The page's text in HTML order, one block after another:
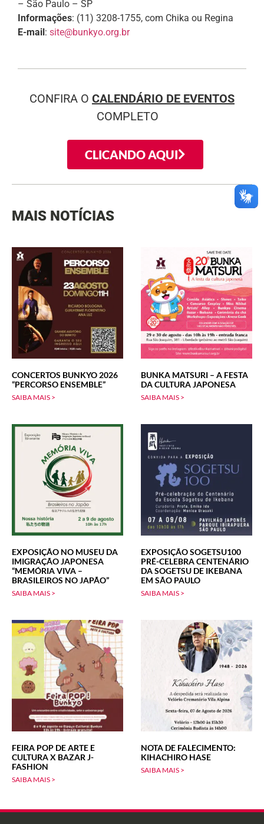
– São Paulo – SP
Informações: (11) 3208-1755, com Chika ou Regina
E-mail: site@bunkyo.org.br
CONFIRA O CALENDÁRIO DE EVENTOS
COMPLETO
CLICANDO AQUI
MAIS NOTÍCIAS
CONCERTOS BUNKYO 2026
“PERCORSO ENSEMBLE”
SAIBA MAIS >
BUNKA MATSURI – A FESTA
DA CULTURA JAPONESA
SAIBA MAIS >
EXPOSIÇÃO NO MUSEU DA
IMIGRAÇÃO JAPONESA
“MEMÓRIA VIVA –
BRASILEIROS NO JAPÃO”
SAIBA MAIS >
EXPOSIÇÃO SOGETSU100
PRÉ-CELEBRA CENTENÁRIO
DA SOGETSU DE IKEBANA
EM SÃO PAULO
SAIBA MAIS >
FEIRA POP DE ARTE E
CULTURA X BAZAR J-
FASHION
SAIBA MAIS >
NOTA DE FALECIMENTO:
KIHACHIRO HASE
SAIBA MAIS >